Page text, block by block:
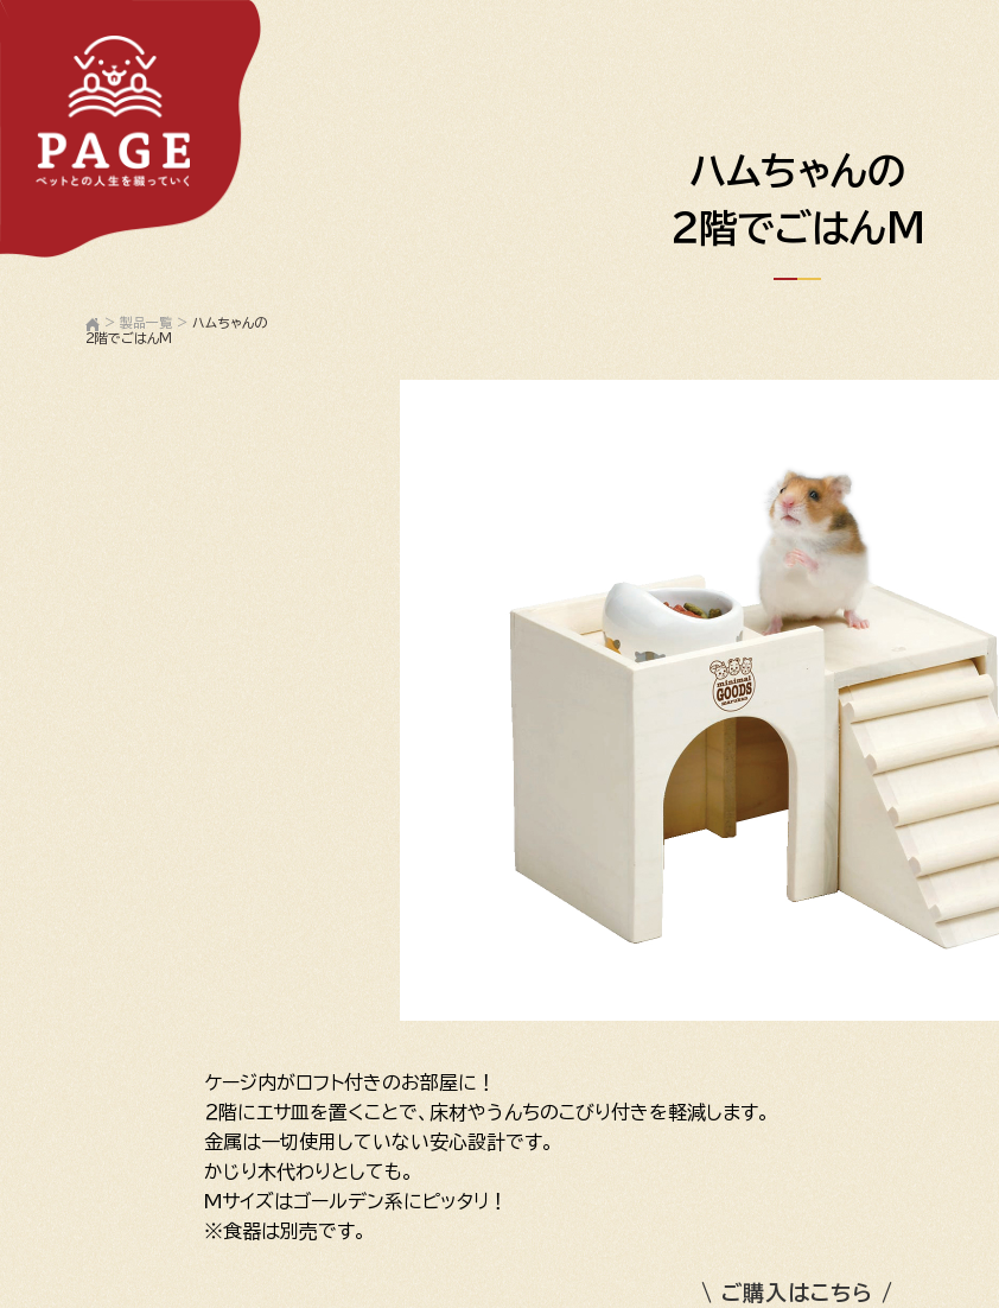
ハムちゃんの
２階でごはんM
> 製品一覧 > ハムちゃんの
２階でごはんM
ケージ内がロフト付きのお部屋に！
２階にエサ皿を置くことで、床材やうんちのこびり付きを軽減します。
金属は一切使用していない安心設計です。
かじり木代わりとしても。
Mサイズはゴールデン系にピッタリ！
※食器は別売です。
\ ご購入はこちら /